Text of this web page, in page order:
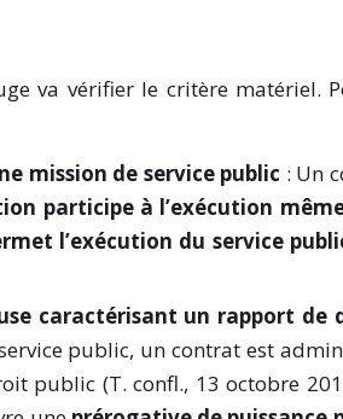
va vérifier le critère matériel.
mission de service public : Un
participe à l’exécution
l’exécution du service
caractérisant un rapport de
public, un contrat est
public (T. confl., 13 octobre